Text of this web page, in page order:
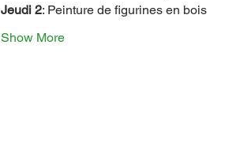
Jeudi 2: Peinture de figurines en bois
Show More